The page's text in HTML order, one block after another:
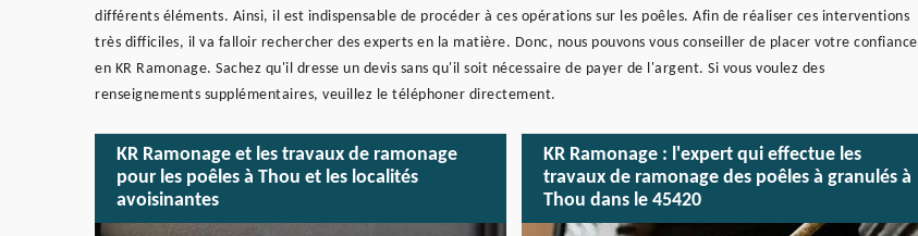
différents éléments. Ainsi, il est indispensable de procéder à ces opérations sur les poêles. Afin de réaliser ces interventions
très difficiles, il va falloir rechercher des experts en la matière. Donc, nous pouvons vous conseiller de placer votre confiance
en KR Ramonage. Sachez qu'il dresse un devis sans qu'il soit nécessaire de payer de l'argent. Si vous voulez des
renseignements supplémentaires, veuillez le téléphoner directement.
KR Ramonage et les travaux de ramonage
pour les poêles à Thou et les localités
avoisinantes
KR Ramonage : l'expert qui effectue les
travaux de ramonage des poêles à granulés à
Thou dans le 45420